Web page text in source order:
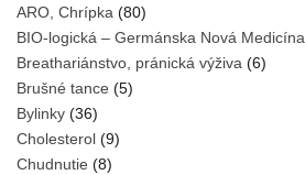
ARO, Chrípka (80)
BIO-logická – Germánska Nová Medicína
Breathariánstvo, pránická výživa (6)
Brušné tance (5)
Bylinky (36)
Cholesterol (9)
Chudnutie (8)